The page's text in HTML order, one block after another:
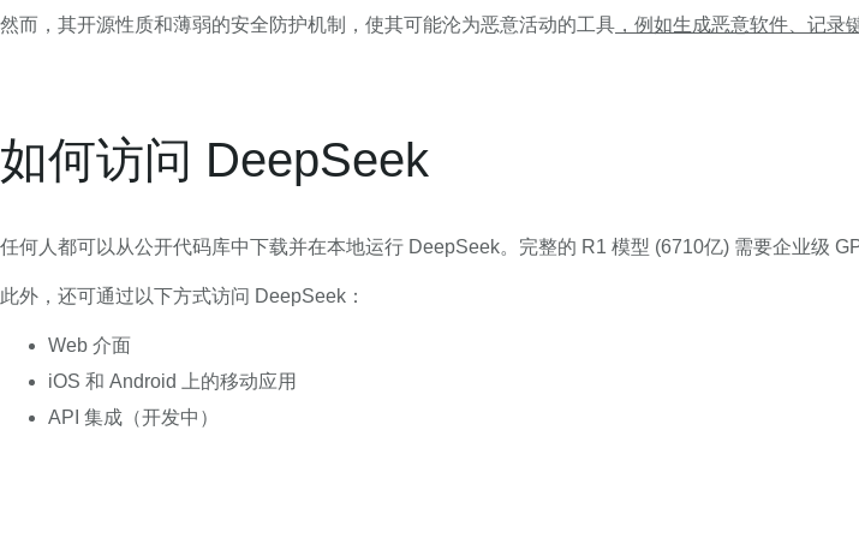
然而，其开源性质和薄弱的安全防护机制，使其可能沦为恶意活动的工具 ，例如生成恶意软件、记录
如何访问 DeepSeek
任何人都可以从公开代码库中下载并在本地运行 DeepSeek。完整的 R1 模型 (6710亿) 需要企业级
此外，还可通过以下方式访问 DeepSeek：
Web 介面
iOS 和 Android 上的移动应用
API 集成（开发中）